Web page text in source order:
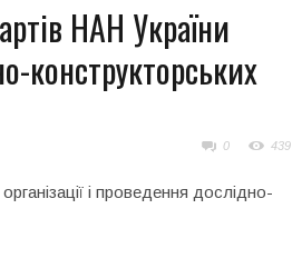
НАН України
конструкторських
0 439
і проведення дослідно-